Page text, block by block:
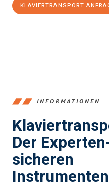
KLAVIERTRANSPORT
INFORMATIONEN
Der
sicheren